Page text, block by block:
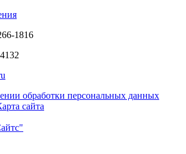
1816
обработки персональных данных
сайта